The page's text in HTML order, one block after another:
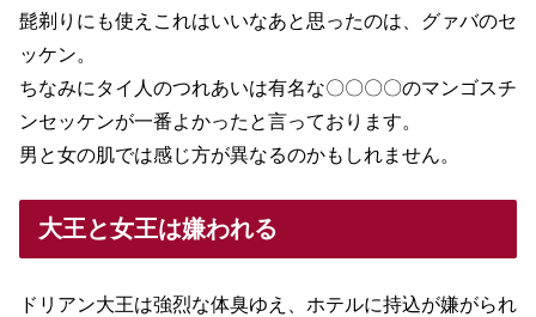
髭剃りにも使えこれはいいなあと思ったのは、グァバのセ
ッケン。
ちなみにタイ人のつれあいは有名な〇〇〇〇のマンゴスチ
ンセッケンが一番よかったと言っております。
男と女の肌では感じ方が異なるのかもしれません。
大王と女王は嫌われる
ドリアン大王は強烈な体臭ゆえ、ホテルに持込が嫌がられ